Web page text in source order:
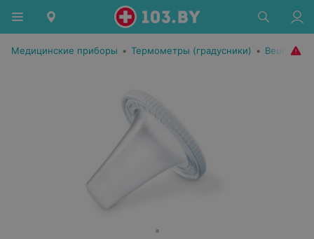
Медицинские приборы • Термометры (градусники) • Beurer